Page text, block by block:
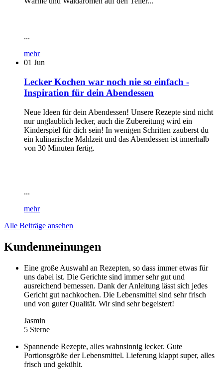
...
mehr
01 Jun
Lecker Kochen war noch nie so einfach -
Inspiration für dein Abendessen
Neue Ideen für dein Abendessen! Unsere Rezepte sind nicht
nur unglaublich lecker, auch die Zubereitung wird ein
Kinderspiel für dich sein! In wenigen Schritten zauberst du
ein kulinarische Mahlzeit und das Abendessen ist innerhalb
von 30 Minuten fertig.
...
mehr
Alle Beiträge ansehen
Kundenmeinungen
Eine große Auswahl an Rezepten, so dass immer etwas für
uns dabei ist. Die Gerichte sind immer sehr gut und
ausreichend bemessen. Dank der Anleitung lässt sich jedes
Gericht gut nachkochen. Die Lebensmittel sind sehr frisch
und von guter Qualität. Wir sind sehr begeistert!
Jasmin
5 Sterne
Spannende Rezepte, alles wahnsinnig lecker. Gute
Portionsgröße der Lebensmittel. Lieferung klappt super, alles
frisch und gekühlt.